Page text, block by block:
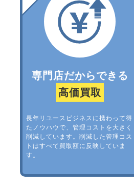
専門店だからできる
高価買取
長年リユースビジネスに携わって得
たノウハウで、管理コストを大きく
削減しています。削減した管理コス
トはすべて買取額に反映していま
す。